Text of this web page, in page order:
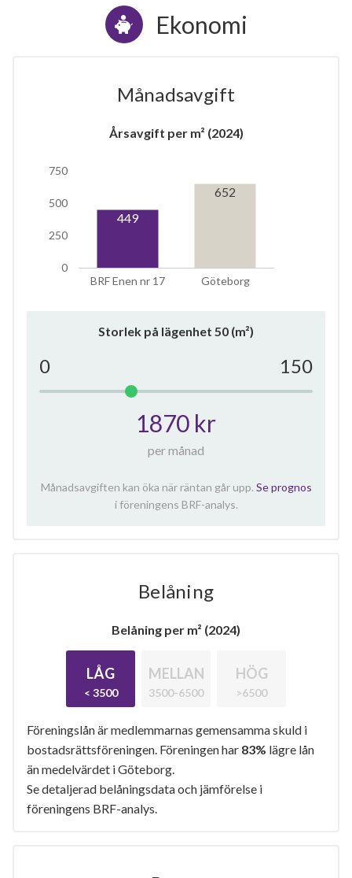
Ekonomi
Månadsavgift
Årsavgift per m² (2024)
BRF Enen nr 17 Göteborg
0
250
500
750
449
652
Storlek på lägenhet 50 (m²)
0 150
1870 kr
per månad
Månadsavgiften kan öka när räntan går upp. Se prognos
i föreningens BRF-analys.
Belåning
Belåning per m² (2024)
LÅG
< 3500
MELLAN
3500-6500
HÖG
>6500
Föreningslån är medlemmarnas gemensamma skuld i
bostadsrättsföreningen. Föreningen har 83% lägre lån
än medelvärdet i Göteborg.
Se detaljerad belåningsdata och jämförelse i
föreningens BRF-analys.